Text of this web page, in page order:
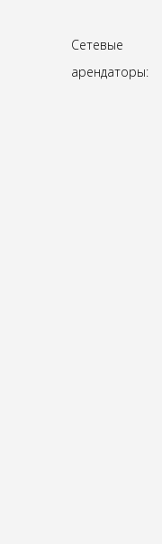
Сетевые
арендаторы: